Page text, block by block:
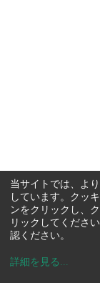
当サイトでは、よ
しています。クッ
ンをクリックし、
リックしてくださ
認ください。
詳細を見る ...